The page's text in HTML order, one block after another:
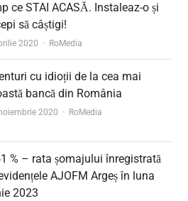
ce STAI ACASĂ. Instaleaz-o și
să câștigi!
2020 Author
RoMedia
cu idioții de la cea mai
bancă din România
2020 Author
RoMedia
% – rata șomajului înregistrată
AJOFM Argeș în luna
2023